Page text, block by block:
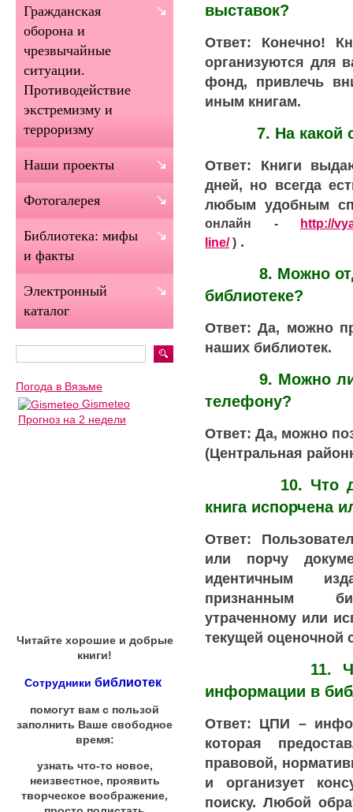
выставок?
Ответ: Конечно!
организуются для
фонд, привлечь
иным книгам.
7. На какой
Ответ: Книги
дней, но всегда
любым удобным
онлайн - http://
line/) .
8. Можно
библиотеке?
Ответ: Да, можно
наших библиотек.
9. Можно ли
телефону?
Ответ: Да, можно
(Центральная
10. Что
книга испорчена
Ответ:
или порчу
идентичным
признанным
утраченному или
текущей оценочной
11. Что
информации в
Ответ: ЦПИ –
которая
правовой,
и организует
поиску. Любой
Гражданская
оборона и
чрезвычайные
ситуации.
Противодействие
экстремизму и
терроризму
Наши проекты
Фотогалерея
Библиотека: мифы
и факты
Электронный
каталог
Погода в Вязьме
Gismeteo
Прогноз на 2 недели
Читайте хорошие и добрые
книги!
Сотрудники библиотек
помогут вам с пользой
заполнить Ваше свободное
время:
узнать что-то новое,
неизвестное, проявить
творческое воображение,